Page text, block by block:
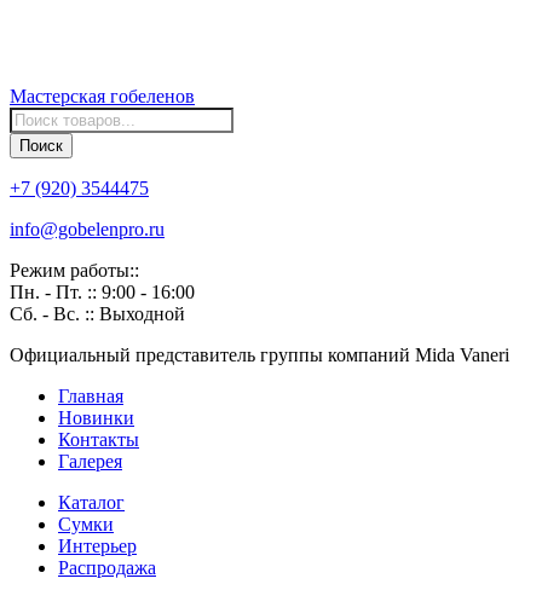
Мастерская гобеленов
Поиск
товаров
Поиск
+7 (920) 3544475
info@gobelenpro.ru
Режим работы::
Пн. - Пт. :: 9:00 - 16:00
Сб. - Вс. :: Выходной
Официальный представитель группы компаний Mida Vaneri
Главная
Новинки
Контакты
Галерея
Каталог
Сумки
Интерьер
Распродажа